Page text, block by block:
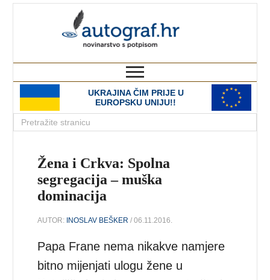
UKRAJINA ČIM PRIJE U
EUROPSKU UNIJU!!
Žena i Crkva: Spolna
segregacija – muška
dominacija
AUTOR: INOSLAV BEŠKER / 06.11.2016.
Papa Frane nema nikakve namjere
bitno mijenjati ulogu žene u